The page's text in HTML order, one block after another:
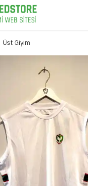
Üst Giyim